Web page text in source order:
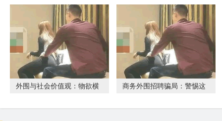
外围与社会价值观：物欲横
商务外围招聘骗局：警惕这